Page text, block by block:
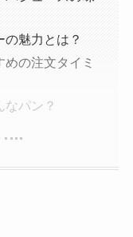
魅力とは？
の注文タイミ
なパン？